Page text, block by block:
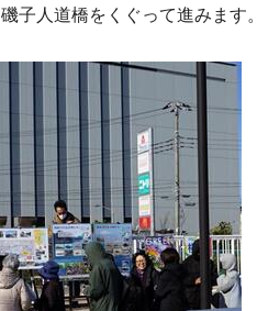
磯子人道橋をくぐって進みます。